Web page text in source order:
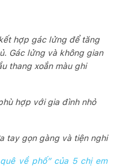
hợp gác lửng để tăng
Gác lửng và không gian
thang xoắn màu ghi
hợp với gia đình nhỏ
tay gọn gàng và tiện nghi
về phố” của 5 chị em